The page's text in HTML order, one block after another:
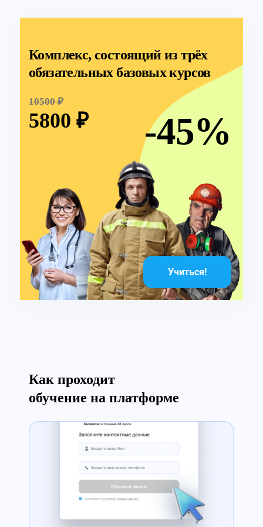
Комплекс, состоящий из трёх
обязательных базовых курсов
Учиться!
10500 ₽
5800 ₽ -45%
Как проходит
обучение на платформе